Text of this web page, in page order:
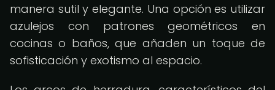
manera sutil y elegante. Una opción es utilizar
azulejos con patrones geométricos en
cocinas o baños, que añaden un toque de
sofisticación y exotismo al espacio.